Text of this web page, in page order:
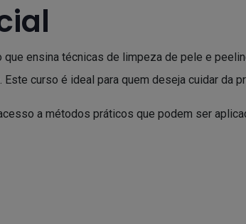
ensina técnicas de limpeza de pele e
curso é ideal para quem deseja cuidar da
a métodos práticos que podem ser